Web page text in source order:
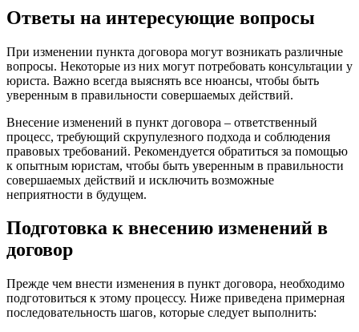
Ответы на интересующие вопросы
При изменении пункта договора могут возникать различные
вопросы. Некоторые из них могут потребовать консультации у
юриста. Важно всегда выяснять все нюансы, чтобы быть
уверенным в правильности совершаемых действий.
Внесение изменений в пункт договора – ответственный
процесс, требующий скрупулезного подхода и соблюдения
правовых требований. Рекомендуется обратиться за помощью
к опытным юристам, чтобы быть уверенным в правильности
совершаемых действий и исключить возможные
неприятности в будущем.
Подготовка к внесению изменений в
договор
Прежде чем внести изменения в пункт договора, необходимо
подготовиться к этому процессу. Ниже приведена примерная
последовательность шагов, которые следует выполнить: